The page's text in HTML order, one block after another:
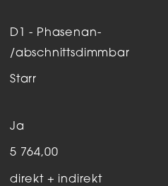
D1 - Phasenan-
/abschnittsdimmbar
Starr
Ja
5 764,00
direkt + indirekt